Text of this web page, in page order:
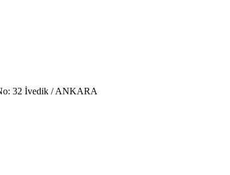
32 İvedik / ANKARA